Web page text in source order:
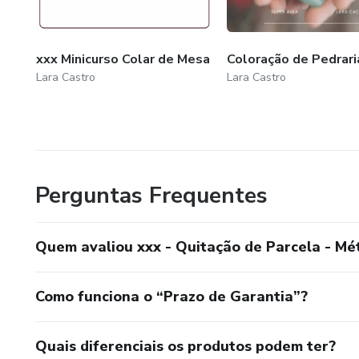
xxx Minicurso Colar de Mesa
Lara Castro
Coloração de
Lara Castro
Perguntas Frequentes
Quem avaliou xxx - Quitação de Parcela -
Como funciona o “Prazo de Garantia”?
Quais diferenciais os produtos podem ter?